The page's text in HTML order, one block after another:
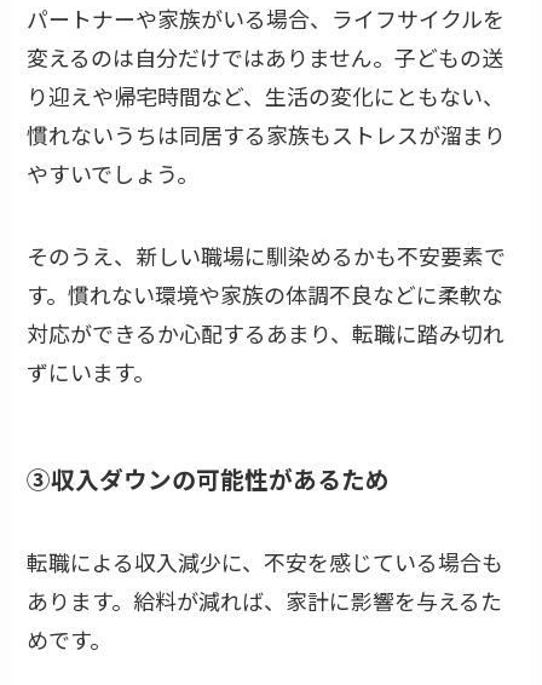
パートナーや家族がいる場合、ライフサイクルを
変えるのは自分だけではありません。子どもの送
り迎えや帰宅時間など、生活の変化にともない、
慣れないうちは同居する家族もストレスが溜まり
やすいでしょう。
そのうえ、新しい職場に馴染めるかも不安要素で
す。慣れない環境や家族の体調不良などに柔軟な
対応ができるか心配するあまり、転職に踏み切れ
ずにいます。
③収入ダウンの可能性があるため
転職による収入減少に、不安を感じている場合も
あります。給料が減れば、家計に影響を与えるた
めです。